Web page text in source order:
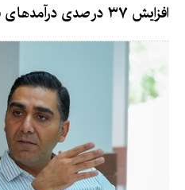
افزایش ۳۷ درصدی درآمدهای ساختمانی منطقه ۸ کرج